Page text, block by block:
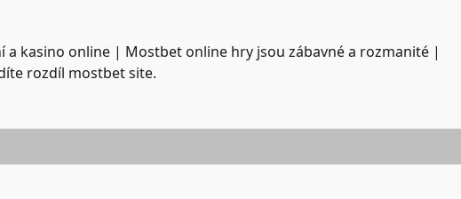
a kasino online | Mostbet online hry jsou zábavné a rozmanité |
rozdíl mostbet site.